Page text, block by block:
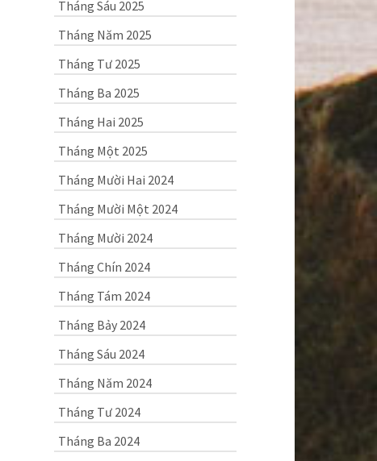
Tháng Sáu 2025
Tháng Năm 2025
Tháng Tư 2025
Tháng Ba 2025
Tháng Hai 2025
Tháng Một 2025
Tháng Mười Hai 2024
Tháng Mười Một 2024
Tháng Mười 2024
Tháng Chín 2024
Tháng Tám 2024
Tháng Bảy 2024
Tháng Sáu 2024
Tháng Năm 2024
Tháng Tư 2024
Tháng Ba 2024